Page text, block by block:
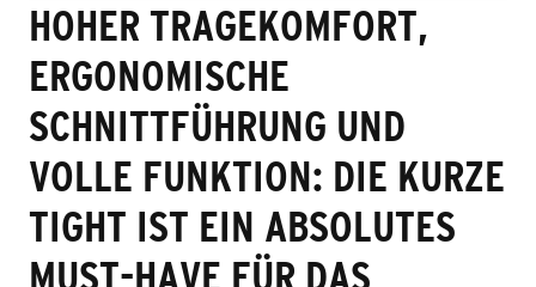
HOHER TRAGEKOMFORT,
ERGONOMISCHE
SCHNITTFÜHRUNG UND
VOLLE FUNKTION: DIE KURZE
TIGHT IST EIN ABSOLUTES
MUST-HAVE FÜR DAS